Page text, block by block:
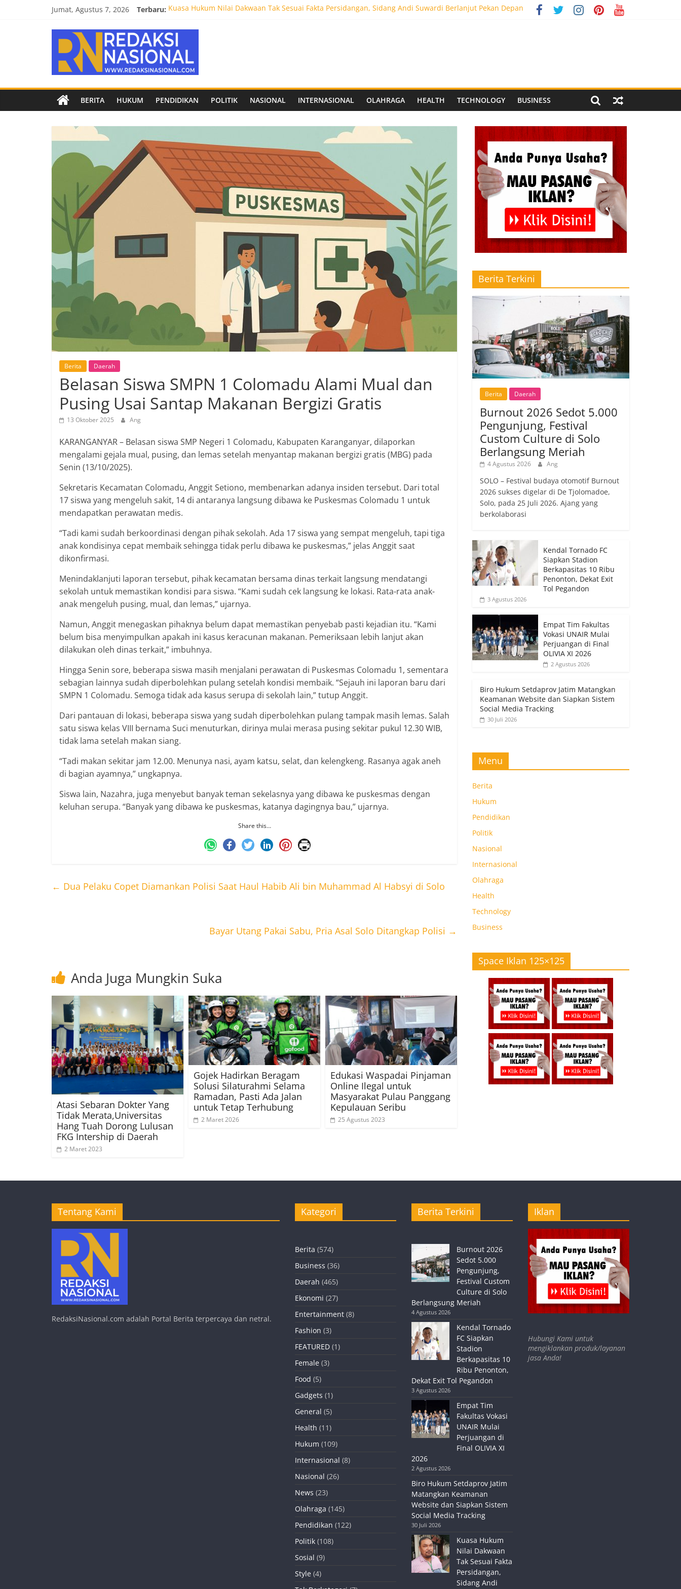
Jumat, Agustus 7, 2026 Terbaru: Kuasa Hukum Nilai Dakwaan Tak Sesuai Fakta Persidangan, Sidang Andi Suwardi Berlanjut Pekan Depan
Kendal Tornado FC Siapkan Stadion Berkapasitas 10 Ribu Penonton, Dekat Exit Tol Pegandon
Empat Tim Fakultas Vokasi UNAIR Mulai Perjuangan di Final OLIVIA XI 2026
Biro Hukum Setdaprov Jatim Matangkan Keamanan Website dan Siapkan Sistem Social Media Tracking
Redaksi
Nasional
Berita
terpercaya
netral
BERITA HUKUM PENDIDIKAN POLITIK NASIONAL INTERNASIONAL OLAHRAGA HEALTH TECHNOLOGY BUSINESS
Berita Daerah
Belasan Siswa SMPN 1 Colomadu Alami Mual dan
Pusing Usai Santap Makanan Bergizi Gratis
13 Oktober 2025 Ang
KARANGANYAR – Belasan siswa SMP Negeri 1 Colomadu, Kabupaten Karanganyar, dilaporkan
mengalami gejala mual, pusing, dan lemas setelah menyantap makanan bergizi gratis (MBG) pada
Senin (13/10/2025).
Sekretaris Kecamatan Colomadu, Anggit Setiono, membenarkan adanya insiden tersebut. Dari total
17 siswa yang mengeluh sakit, 14 di antaranya langsung dibawa ke Puskesmas Colomadu 1 untuk
mendapatkan perawatan medis.
“Tadi kami sudah berkoordinasi dengan pihak sekolah. Ada 17 siswa yang sempat mengeluh, tapi tiga
anak kondisinya cepat membaik sehingga tidak perlu dibawa ke puskesmas,” jelas Anggit saat
dikonfirmasi.
Menindaklanjuti laporan tersebut, pihak kecamatan bersama dinas terkait langsung mendatangi
sekolah untuk memastikan kondisi para siswa. “Kami sudah cek langsung ke lokasi. Rata-rata anak-
anak mengeluh pusing, mual, dan lemas,” ujarnya.
Namun, Anggit menegaskan pihaknya belum dapat memastikan penyebab pasti kejadian itu. “Kami
belum bisa menyimpulkan apakah ini kasus keracunan makanan. Pemeriksaan lebih lanjut akan
dilakukan oleh dinas terkait,” imbuhnya.
Hingga Senin sore, beberapa siswa masih menjalani perawatan di Puskesmas Colomadu 1, sementara
sebagian lainnya sudah diperbolehkan pulang setelah kondisi membaik. “Sejauh ini laporan baru dari
SMPN 1 Colomadu. Semoga tidak ada kasus serupa di sekolah lain,” tutup Anggit.
Dari pantauan di lokasi, beberapa siswa yang sudah diperbolehkan pulang tampak masih lemas. Salah
satu siswa kelas VIII bernama Suci menuturkan, dirinya mulai merasa pusing sekitar pukul 12.30 WIB,
tidak lama setelah makan siang.
“Tadi makan sekitar jam 12.00. Menunya nasi, ayam katsu, selat, dan kelengkeng. Rasanya agak aneh
di bagian ayamnya,” ungkapnya.
Siswa lain, Nazahra, juga menyebut banyak teman sekelasnya yang dibawa ke puskesmas dengan
keluhan serupa. “Banyak yang dibawa ke puskesmas, katanya dagingnya bau,” ujarnya.
Share this…
← Dua Pelaku Copet Diamankan Polisi Saat Haul Habib Ali bin Muhammad Al Habsyi di Solo
Bayar Utang Pakai Sabu, Pria Asal Solo Ditangkap Polisi →
Anda Juga Mungkin Suka
Atasi Sebaran Dokter Yang
Tidak Merata,Universitas
Hang Tuah Dorong Lulusan
FKG Intership di Daerah
2 Maret 2023
Gojek Hadirkan Beragam
Solusi Silaturahmi Selama
Ramadan, Pasti Ada Jalan
untuk Tetap Terhubung
2 Maret 2026
Edukasi Waspadai Pinjaman
Online Ilegal untuk
Masyarakat Pulau Panggang
Kepulauan Seribu
25 Agustus 2023
Berita Terkini
Berita Daerah
Burnout 2026 Sedot 5.000
Pengunjung, Festival
Custom Culture di Solo
Berlangsung Meriah
4 Agustus 2026 Ang
SOLO – Festival budaya otomotif Burnout
2026 sukses digelar di De Tjolomadoe,
Solo, pada 25 Juli 2026. Ajang yang
berkolaborasi
Kendal Tornado FC
Siapkan Stadion
Berkapasitas 10 Ribu
Penonton, Dekat Exit
Tol Pegandon
3 Agustus 2026
Empat Tim Fakultas
Vokasi UNAIR Mulai
Perjuangan di Final
OLIVIA XI 2026
2 Agustus 2026
Biro Hukum Setdaprov Jatim Matangkan
Keamanan Website dan Siapkan Sistem
Social Media Tracking
30 Juli 2026
Menu
Berita
Hukum
Pendidikan
Politik
Nasional
Internasional
Olahraga
Health
Technology
Business
Space Iklan 125×125
Tentang Kami
RedaksiNasional.com adalah Portal Berita terpercaya dan netral.
Kategori
Berita (574)
Business (36)
Daerah (465)
Ekonomi (27)
Entertainment (8)
Fashion (3)
FEATURED (1)
Female (3)
Food (5)
Gadgets (1)
General (5)
Health (11)
Hukum (109)
Internasional (8)
Nasional (26)
News (23)
Olahraga (145)
Pendidikan (122)
Politik (108)
Sosial (9)
Style (4)
Berita Terkini
Burnout 2026
Sedot 5.000
Pengunjung,
Festival Custom
Culture di Solo
Berlangsung Meriah
4 Agustus 2026
Kendal Tornado
FC Siapkan
Stadion
Berkapasitas 10
Ribu Penonton,
Dekat Exit Tol Pegandon
3 Agustus 2026
Empat Tim
Fakultas Vokasi
UNAIR Mulai
Perjuangan di
Final OLIVIA XI
2026
2 Agustus 2026
Biro Hukum Setdaprov Jatim
Matangkan Keamanan
Website dan Siapkan Sistem
Social Media Tracking
30 Juli 2026
Kuasa Hukum
Nilai Dakwaan
Tak Sesuai Fakta
Persidangan,
Sidang Andi
Iklan
Hubungi Kami untuk
mengiklankan produk/layanan
jasa Anda!